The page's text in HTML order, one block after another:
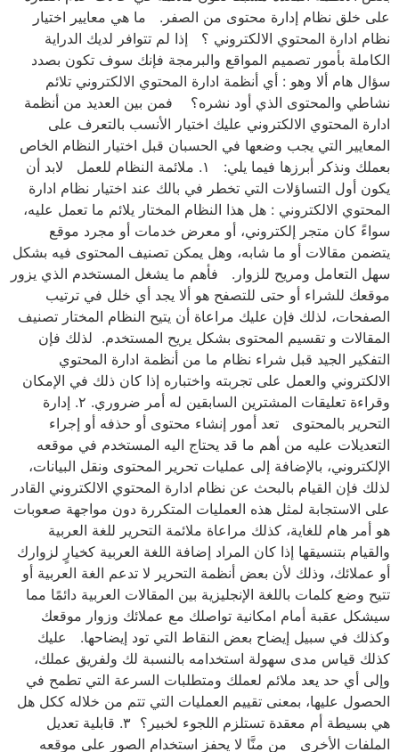
على خلق نظام إدارة محتوى من الصفر. ما هي معايير اختيار
نظام ادارة المحتوي الالكتروني ؟ إذا لم تتوافر لديك الدراية
الكاملة بأمور تصميم المواقع والبرمجة فإنك سوف تكون بصدد
سؤال هام ألا وهو : أي أنظمة ادارة المحتوي الالكتروني تلائم
نشاطي والمحتوى الذي أود نشره؟ فمن بين العديد من أنظمة
ادارة المحتوي الالكتروني عليك اختيار الأنسب بالتعرف على
المعايير التي يجب وضعها في الحسبان قبل اختيار النظام الخاص
بعملك ونذكر أبرزها فيما يلي: ١. ملائمة النظام للعمل لابد أن
يكون أول التساؤلات التي تخطر في بالك عند اختيار نظام ادارة
المحتوي الالكتروني : هل هذا النظام المختار يلائم ما تعمل عليه،
سواءً كان متجر إلكتروني، أو معرض خدمات أو مجرد موقع
يتضمن مقالات أو ما شابه، وهل يمكن تصنيف المحتوى فيه بشكل
سهل التعامل ومريح للزوار. فأهم ما يشغل المستخدم الذي يزور
موقعك للشراء أو حتى للتصفح هو ألا يجد أي خلل في ترتيب
الصفحات، لذلك فإن عليك مراعاة أن يتيح النظام المختار تصنيف
المقالات و تقسيم المحتوى بشكل يريح المستخدم. لذلك فإن
التفكير الجيد قبل شراء نظام ما من أنظمة ادارة المحتوي
الالكتروني والعمل على تجربته واختباره إذا كان ذلك في الإمكان
وقراءة تعليقات المشترين السابقين له أمر ضروري. ٢. إدارة
التحرير بالمحتوى تعد أمور إنشاء محتوى أو حذفه أو إجراء
التعديلات عليه من أهم ما قد يحتاج اليه المستخدم في موقعه
الإلكتروني، بالإضافة إلى عمليات تحرير المحتوى ونقل البيانات،
لذلك فإن القيام بالبحث عن نظام ادارة المحتوي الالكتروني القادر
على الاستجابة لمثل هذه العمليات المتكررة دون مواجهة صعوبات
هو أمر هام للغاية، كذلك مراعاة ملائمة التحرير للغة العربية
والقيام بتنسيقها إذا كان المراد إضافة اللغة العربية كخيارٍ لزوارك
أو عملائك، وذلك لأن بعض أنظمة التحرير لا تدعم الغة العربية أو
تتيح وضع كلمات باللغة الإنجليزية بين المقالات العربية دائمًا مما
سيشكل عقبة أمام امكانية تواصلك مع عملائك وزوار موقعك
وكذلك في سبيل إيضاح بعض النقاط التي تود إيضاحها. عليك
كذلك قياس مدى سهولة استخدامه بالنسبة لك ولفريق عملك،
وإلى أي حد يعد ملائم لعملك ومتطلبات السرعة التي تطمح في
الحصول عليها، بمعنى تقييم العمليات التي تتم من خلاله ككل هل
هي بسيطة أم معقدة تستلزم اللجوء لخبير؟ ٣. قابلية تعديل
الملفات الأخرى من منَّا لا يحفز استخدام الصور على موقعه